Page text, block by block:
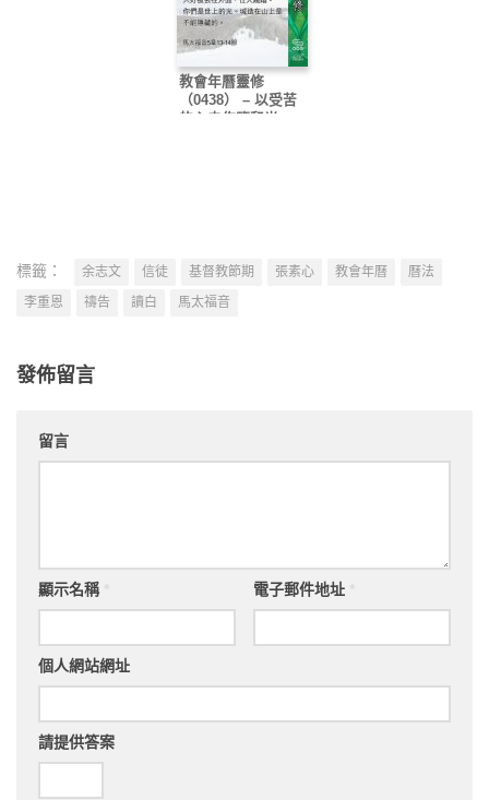
教會年曆靈修
（0438） – 以受苦
的心去作鹽和光
標籤： 余志文 信徒 基督教節期 張素心 教會年曆
曆法
李重恩
禱告 讀白 馬太福音
發佈留言
留言
顯示名稱 電子郵件地址
個人網站網址
請提供答案